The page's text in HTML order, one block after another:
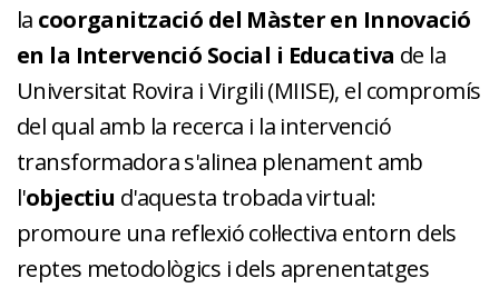
la coorganització del Màster en Innovació
en la Intervenció Social i Educativa de la
Universitat Rovira i Virgili (MIISE), el compromís
del qual amb la recerca i la intervenció
transformadora s'alinea plenament amb
l'objectiu d'aquesta trobada virtual:
promoure una reflexió col·lectiva entorn dels
reptes metodològics i dels aprenentatges